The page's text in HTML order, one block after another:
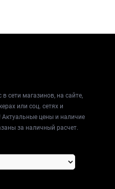
сети магазинов, на сайте,
или соц. сетях и
цены и наличие
за наличный расчет.